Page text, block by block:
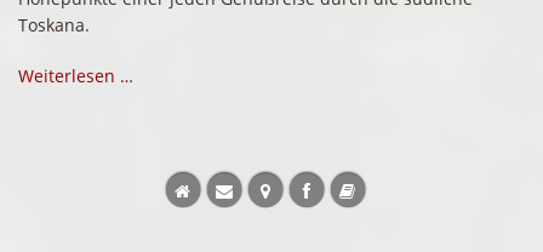
Toskana.
Weiterlesen …